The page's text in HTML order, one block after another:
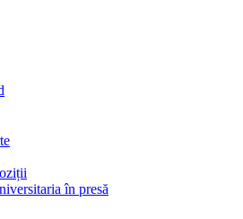
în presă